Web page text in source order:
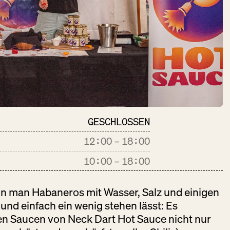
GESCHLOSSEN
12:00 – 18:00
10:00 – 18:00
man Habaneros mit Wasser, Salz und einigen
einfach ein wenig stehen lässt: Es
Saucen von Neck Dart Hot Sauce nicht nur
und eine Metzgerei;
hier eine variierend große
da ist, erfährst du hier.
ALTE MILCH
DO: GESCHLOSSEN
Käse + Milch
AÚPA CHE
DO:12:00 – 22:00
Backwaren